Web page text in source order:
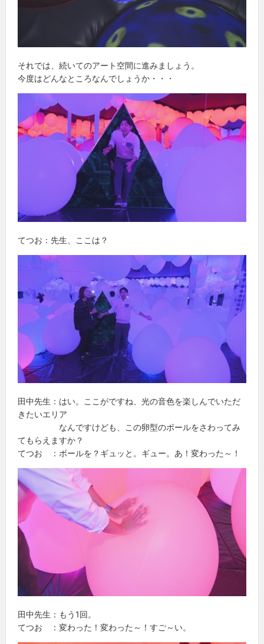
それでは、続いてのアート空間に進みましょう。
今度はどんなところなんでしょうか・・・
てつお：先生、ここは？
田中先生：はい。ここがですね、光の音色を楽しんでいただ
きたいエリア
なんですけども、この卵型のボールをさわってみ
てもらえますか？
てつお ：ボールを？ギュッと。ギュー。あ！変わった～！
田中先生：もう1回。
てつお ：変わった！変わった～！すご～い。